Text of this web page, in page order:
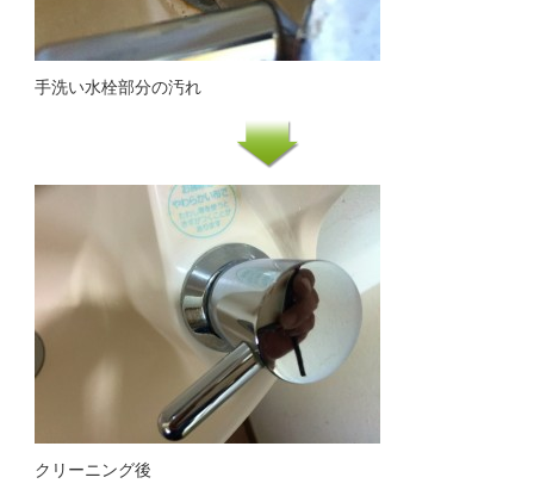
手洗い水栓部分の汚れ
クリーニング後